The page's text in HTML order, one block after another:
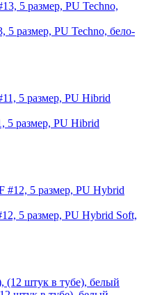
размер, PU Techno, бело-
5 размер, PU Hibrid
5 размер, PU Hybrid Soft,